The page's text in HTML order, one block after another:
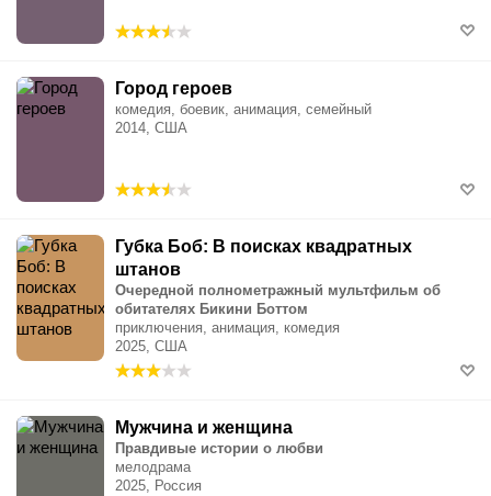
Город героев
комедия, боевик, анимация, семейный
2014, США
Губка Боб: В поисках квадратных
штанов
Очередной полнометражный мультфильм об
обитателях Бикини Боттом
приключения, анимация, комедия
2025, США
Мужчина и женщина
Правдивые истории о любви
мелодрама
2025, Россия